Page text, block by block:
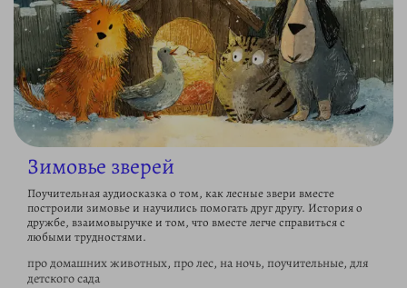
Зимовье зверей
Поучительная аудиосказка о том, как лесные звери вместе
построили зимовье и научились помогать друг другу. История о
дружбе, взаимовыручке и том, что вместе легче справиться с
любыми трудностями.
про домашних животных, про лес, на ночь, поучительные, для
детского сада